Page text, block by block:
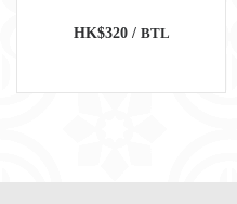
HK$320 / BTL